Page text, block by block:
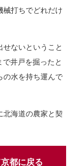
械打ちでどれだけ
ないということ
井戸を掘ったと
の水を持ち運んで
北海道の農家と契
都に戻る